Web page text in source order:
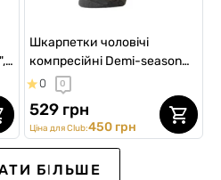
Шкарпетки чоловічі
компресійні Demi-season
Insulated MidDry+, сіро-
зелені
0 0
529 грн
Ціна для Club:450 грн
БІЛЬШЕ